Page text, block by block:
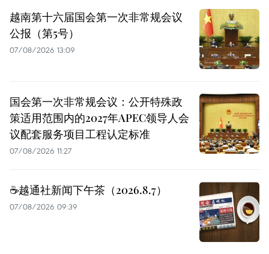
越南第十六届国会第一次非常规会议
公报（第5号）
07/08/2026 13:09
国会第一次非常规会议：公开特殊政
策适用范围内的2027年APEC领导人会
议配套服务项目工程认定标准
07/08/2026 11:27
☕️越通社新闻下午茶（2026.8.7）
07/08/2026 09:39